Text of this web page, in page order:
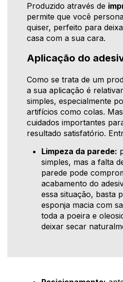
Produzido através de
permite que você
quiser, perfeito para
casa com a sua cara.
Aplicação do
Como se trata de um
a sua aplicação é
simples, especialmente
artifícios como colas.
cuidados importantes
resultado satisfatório.
Limpeza da parede:
simples, mas a falta
parede pode
acabamento do
essa situação, basta
esponja macia com
toda a poeira e
deixar secar